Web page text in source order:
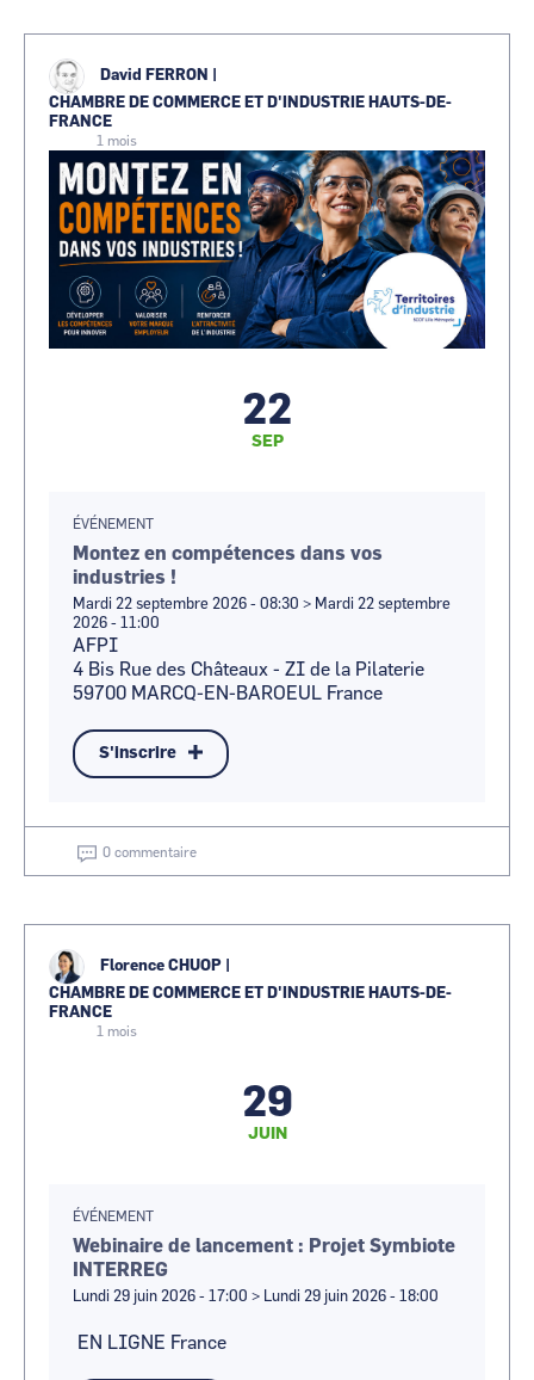
David FERRON
CHAMBRE DE COMMERCE ET D'INDUSTRIE HAUTS-DE-
FRANCE
1 mois
22
SEP
ÉVÉNEMENT
Montez en compétences dans vos
industries !
Mardi 22 septembre 2026 - 08:30 > Mardi 22 septembre
2026 - 11:00
AFPI
4 Bis Rue des Châteaux - ZI de la Pilaterie
59700 MARCQ-EN-BAROEUL France
S'inscrire
0 commentaire
Florence CHUOP
CHAMBRE DE COMMERCE ET D'INDUSTRIE HAUTS-DE-
FRANCE
1 mois
29
JUIN
ÉVÉNEMENT
Webinaire de lancement : Projet Symbiote
INTERREG
Lundi 29 juin 2026 - 17:00 > Lundi 29 juin 2026 - 18:00
EN LIGNE France